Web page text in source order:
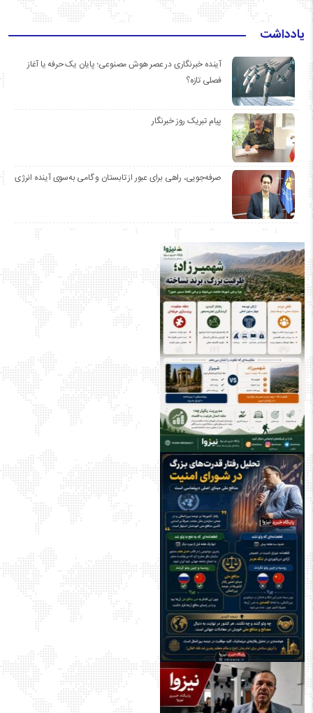
یادداشت
آینده خبرنگاری در عصر هوش مصنوعی؛ پایان یک حرفه یا آغاز
فصلی تازه؟
پیام تبریک روز خبرنگار
صرفه‌جویی، راهی برای عبور از تابستان و گامی به‌سوی آینده انرژی